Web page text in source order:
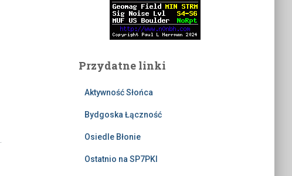
Przydatne linki
Aktywność Słońca
Bydgoska Łączność
Osiedle Błonie
Ostatnio na SP7PKI